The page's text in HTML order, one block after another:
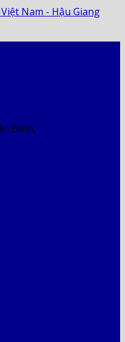
Nam - Hậu Giang
Định,